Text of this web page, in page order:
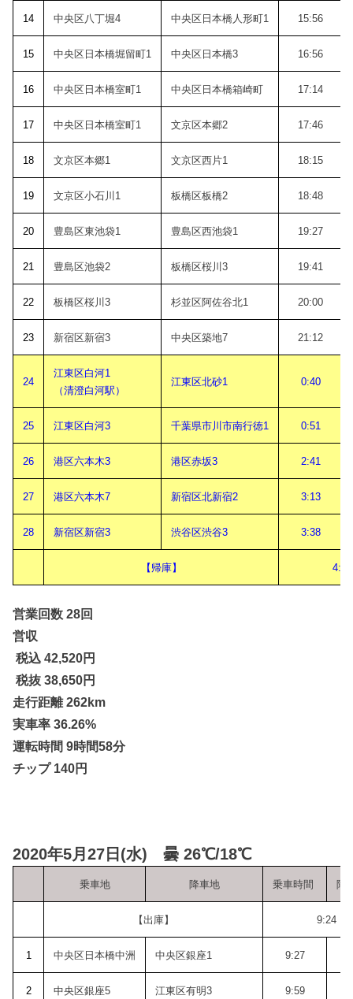
14 中央区八丁堀4 中央区日本橋人形町1 15:56
15 中央区日本橋堀留町1 中央区日本橋3 16:56
16 中央区日本橋室町1 中央区日本橋箱崎町 17:14
17 中央区日本橋室町1 文京区本郷2 17:46
18 文京区本郷1 文京区西片1 18:15
19 文京区小石川1 板橋区板橋2 18:48
20 豊島区東池袋1 豊島区西池袋1 19:27
21 豊島区池袋2 板橋区桜川3 19:41
22 板橋区桜川3 杉並区阿佐谷北1 20:00
23 新宿区新宿3 中央区築地7 21:12
24
江東区白河1
（清澄白河駅）
江東区北砂1 0:40
25 江東区白河3 千葉県市川市南行徳1 0:51
26 港区六本木3 港区赤坂3 2:41
27 港区六本木7 新宿区北新宿2 3:13
28 新宿区新宿3 渋谷区渋谷3 3:38
【帰庫】 4:30
営業回数 28回
営収
税込 42,520円
税抜 38,650円
走行距離 262km
実車率 36.26%
運転時間 9時間58分
チップ 140円
2020年5月27日(水) 曇 26℃/18℃
乗車地 降車地 乗車時間 降
【出庫】 9:24
1 中央区日本橋中洲 中央区銀座1 9:27
2 中央区銀座5 江東区有明3 9:59